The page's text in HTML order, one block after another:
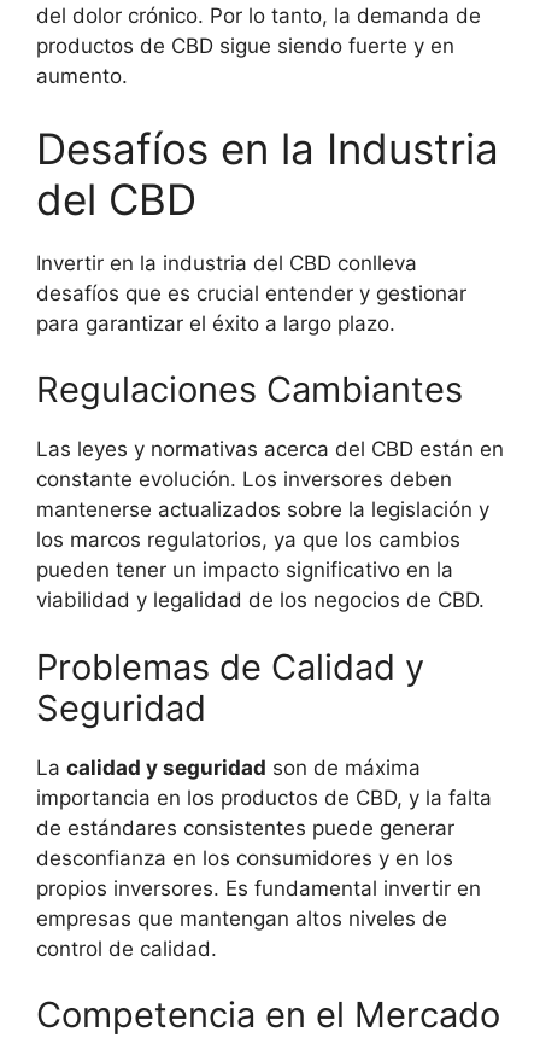
del dolor crónico. Por lo tanto, la demanda de
productos de CBD sigue siendo fuerte y en
aumento.
Desafíos en la Industria
del CBD
Invertir en la industria del CBD conlleva
desafíos que es crucial entender y gestionar
para garantizar el éxito a largo plazo.
Regulaciones Cambiantes
Las leyes y normativas acerca del CBD están en
constante evolución. Los inversores deben
mantenerse actualizados sobre la legislación y
los marcos regulatorios, ya que los cambios
pueden tener un impacto significativo en la
viabilidad y legalidad de los negocios de CBD.
Problemas de Calidad y
Seguridad
La calidad y seguridad son de máxima
importancia en los productos de CBD, y la falta
de estándares consistentes puede generar
desconfianza en los consumidores y en los
propios inversores. Es fundamental invertir en
empresas que mantengan altos niveles de
control de calidad.
Competencia en el Mercado